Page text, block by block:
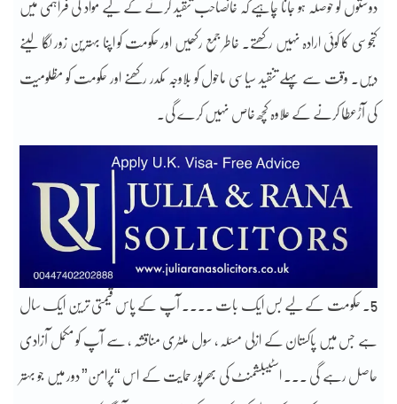
دوستوں کو حوصلہ ہو جانا چاہیے کہ خانصاحب تنقید کرنے کے لیے مواد کی فراہمی میں
کنجوسی کا کوئی ارادہ نہیں رکھتے۔ خاطر جمع رکھیں اور حکومت کو اپنا بہترین زور لگا لینے
دیں۔ وقت سے پہلے تنقید سیاسی ماحول کو بلاوجہ مکدر رکھنے اور حکومت کو مظلومیت
کی آڑعطا کرنے کے علاوہ کچھ خاص نہیں کرے گی۔
5۔ حکومت کے لیے بس ایک بات ۔۔۔۔ آپ کے پاس قیمتی ترین ایک سال
ہے جس میں پاکستان کے ازلی مسئلہ ، سول ملٹری مناقشہ ، سے آپ کو مکمل آزادی
حاصل رہے گی ۔۔۔ اسٹیبلشمنٹ کی بھرپور حمایت کے اس “پرامن” دور میں جو بہتر